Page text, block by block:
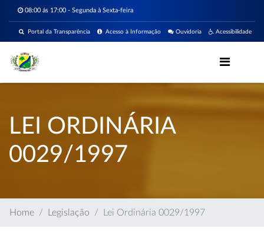
08:00 ás 17:00 - Segunda à Sexta-feira
Acessibilidade
Ouvidoria
Acesso à Informação
Portal da Transparência
LEI ORDINÁRIA
0029/1997
Home Legislação Lei Ordinária 0029/1997